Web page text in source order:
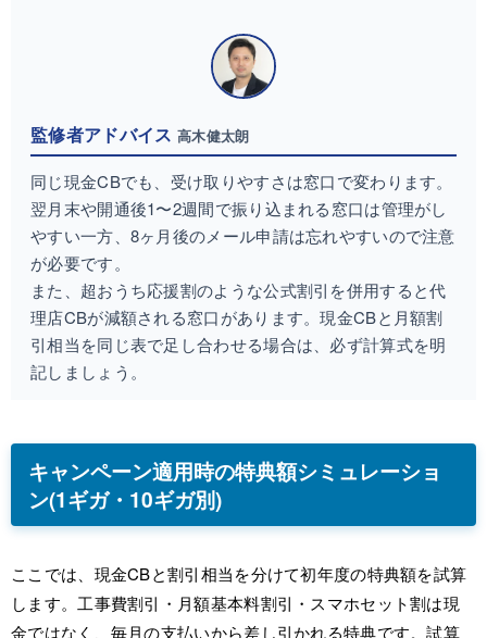
監修者アドバイス 高木健太朗
同じ現金CBでも、受け取りやすさは窓口で変わります。
翌月末や開通後1〜2週間で振り込まれる窓口は管理がし
やすい一方、8ヶ月後のメール申請は忘れやすいので注意
が必要です。
また、超おうち応援割のような公式割引を併用すると代
理店CBが減額される窓口があります。現金CBと月額割
引相当を同じ表で足し合わせる場合は、必ず計算式を明
記しましょう。
キャンペーン適用時の特典額シミュレーショ
ン(1ギガ・10ギガ別)
ここでは、現金CBと割引相当を分けて初年度の特典額を試算
します。工事費割引・月額基本料割引・スマホセット割は現
金ではなく、毎月の支払いから差し引かれる特典です。試算